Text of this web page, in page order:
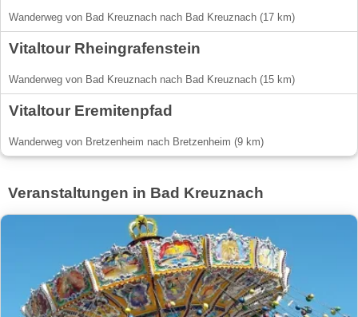
Wanderweg von Bad Kreuznach nach Bad Kreuznach (17 km)
Vitaltour Rheingrafenstein
Wanderweg von Bad Kreuznach nach Bad Kreuznach (15 km)
Vitaltour Eremitenpfad
Wanderweg von Bretzenheim nach Bretzenheim (9 km)
Veranstaltungen in Bad Kreuznach